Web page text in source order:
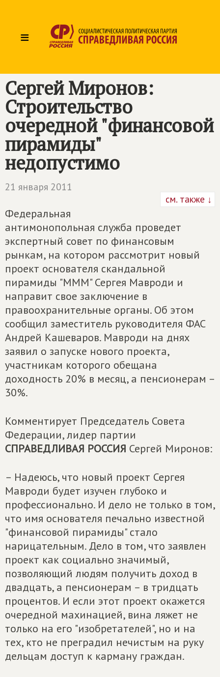
≡
Сергей Миронов:
Строительство
очередной "финансовой
пирамиды"
недопустимо
21 января 2011
см. также ↓
Федеральная
антимонопольная служба проведет
экспертный совет по финансовым
рынкам, на котором рассмотрит новый
проект основателя скандальной
пирамиды "МММ" Сергея Мавроди и
направит свое заключение в
правоохранительные органы. Об этом
сообщил заместитель руководителя ФАС
Андрей Кашеваров. Мавроди на днях
заявил о запуске нового проекта,
участникам которого обещана
доходность 20% в месяц, а пенсионерам –
30%.
Комментирует Председатель Совета
Федерации, лидер партии
СПРАВЕДЛИВАЯ РОССИЯ Сергей Миронов:
– Надеюсь, что новый проект Сергея
Мавроди будет изучен глубоко и
профессионально. И дело не только в том,
что имя основателя печально известной
"финансовой пирамиды" стало
нарицательным. Дело в том, что заявлен
проект как социально значимый,
позволяющий людям получить доход в
двадцать, а пенсионерам – в тридцать
процентов. И если этот проект окажется
очередной махинацией, вина ляжет не
только на его "изобретателей", но и на
тех, кто не преградил нечистым на руку
дельцам доступ к карману граждан.